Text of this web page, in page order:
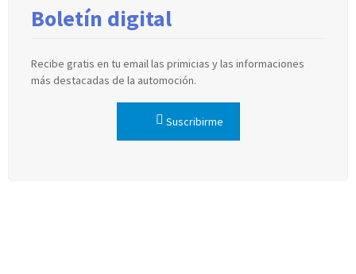
Boletín digital
Recibe gratis en tu email las primicias y las informaciones
más destacadas de la automoción.
Suscribirme